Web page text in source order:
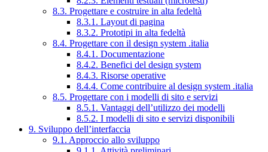
8.3. Progettare e costruire in alta fedeltà
8.3.1. Layout di pagina
8.3.2. Prototipi in alta fedeltà
8.4. Progettare con il design system .italia
8.4.1. Documentazione
8.4.2. Benefici del design system
8.4.3. Risorse operative
8.4.4. Come contribuire al design system .italia
8.5. Progettare con i modelli di sito e servizi
8.5.1. Vantaggi dell’utilizzo dei modelli
8.5.2. I modelli di sito e servizi disponibili
9. Sviluppo dell’interfaccia
9.1. Approccio allo sviluppo